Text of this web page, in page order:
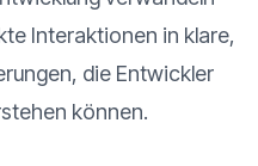
Interaktionen in klare,
die Entwickler
können.